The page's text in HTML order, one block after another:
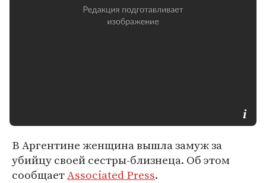
В Аргентине женщина вышла замуж за
убийцу своей сестры-близнеца. Об этом
сообщаетAssociated Press.